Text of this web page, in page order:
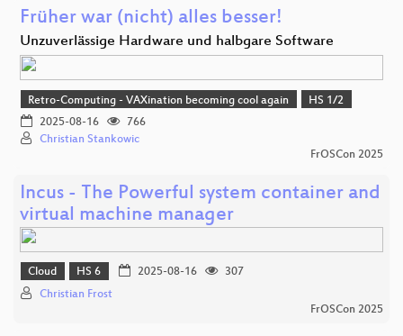
Früher war (nicht) alles besser!
Unzuverlässige Hardware und halbgare Software
Retro-Computing - VAXination becoming cool again
HS 1/2
2025-08-16
766
Christian Stankowic
FrOSCon 2025
Incus - The Powerful system container and
virtual machine manager
Cloud HS 6 2025-08-16
307
Christian Frost
FrOSCon 2025